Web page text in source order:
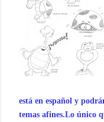
está en español y
temas afines.Lo único